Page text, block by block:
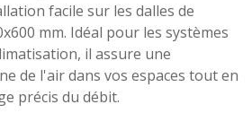
facile sur les dalles de
mm. Idéal pour les systèmes
il assure une
de l'air dans vos espaces tout en
précis du débit.